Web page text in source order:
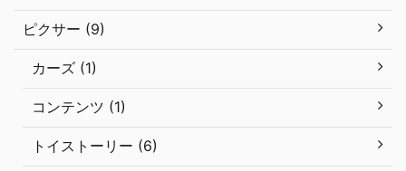
ピクサー (9)
カーズ (1)
コンテンツ (1)
トイストーリー (6)